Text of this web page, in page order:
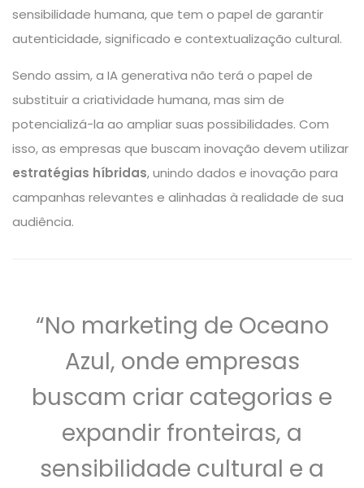
sensibilidade humana, que tem o papel de garantir
autenticidade, significado e contextualização cultural.
Sendo assim, a IA generativa não terá o papel de
substituir a criatividade humana, mas sim de
potencializá-la ao ampliar suas possibilidades. Com
isso, as empresas que buscam inovação devem utilizar
estratégias híbridas, unindo dados e inovação para
campanhas relevantes e alinhadas à realidade de sua
audiência.
“No marketing de Oceano
Azul, onde empresas
buscam criar categorias e
expandir fronteiras, a
sensibilidade cultural e a